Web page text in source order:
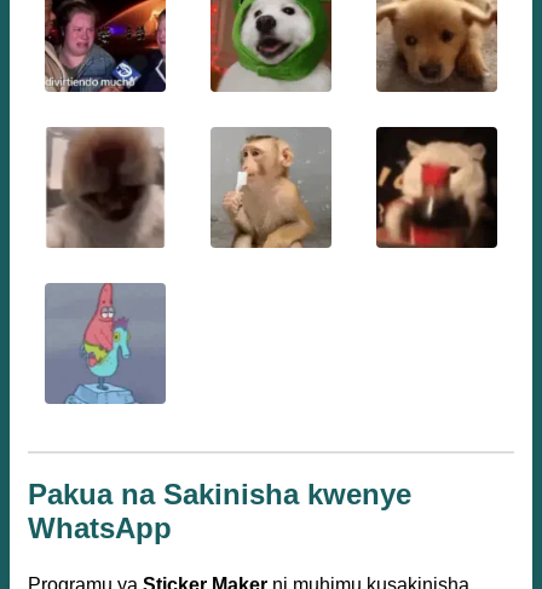
Pakua na Sakinisha kwenye
WhatsApp